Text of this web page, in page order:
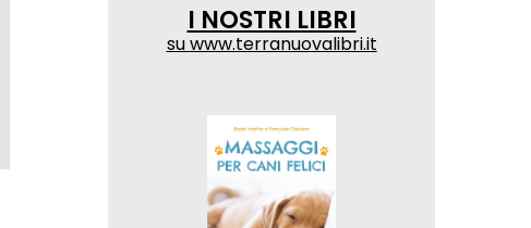
I NOSTRI LIBRI
suwww.terranuovalibri.it